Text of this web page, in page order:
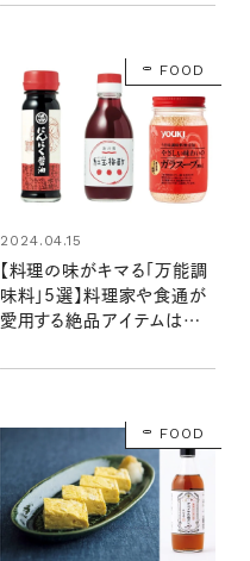
FOOD
2024.04.15
【料理の味がキマる「万能調
味料」5選】料理家や食通が
愛用する絶品アイテムはコ
FOOD